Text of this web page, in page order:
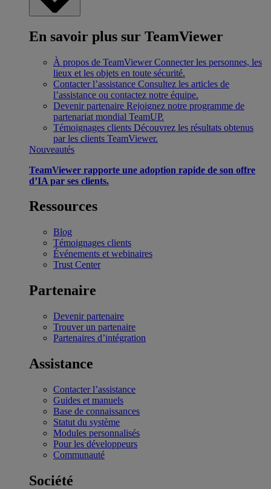
En savoir plus sur TeamViewer
À propos de TeamViewer Connecter les personnes, les
lieux et les objets en toute sécurité.
Contacter l’assistance Consultez les articles de
l’assistance ou contactez notre équipe.
Devenir partenaire Rejoignez notre programme de
partenariat mondial TeamUP.
Témoignages clients Découvrez les résultats obtenus
par les clients TeamViewer.
Nouveautés
TeamViewer rapporte une adoption rapide de son offre
d’IA par ses clients.
Ressources
Blog
Témoignages clients
Événements et webinaires
Trust Center
Partenaire
Devenir partenaire
Trouver un partenaire
Partenaires d’intégration
Assistance
Contacter l’assistance
Guides et manuels
Base de connaissances
Statut du système
Modules personnalisés
Pour les développeurs
Communauté
Société